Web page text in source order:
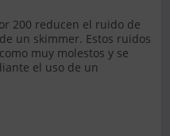
200 reducen el ruido de
un skimmer. Estos ruidos
muy molestos y se
el uso de un